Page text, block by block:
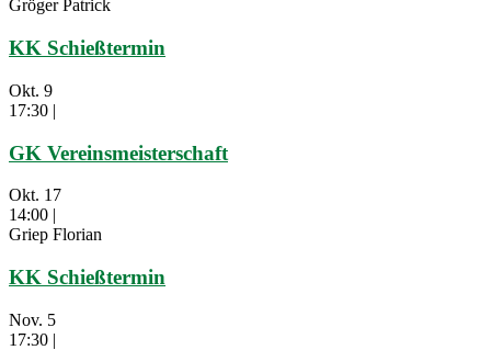
Gröger Patrick
KK Schießtermin
Okt. 9
17:30 |
GK Vereinsmeisterschaft
Okt. 17
14:00 |
Griep Florian
KK Schießtermin
Nov. 5
17:30 |